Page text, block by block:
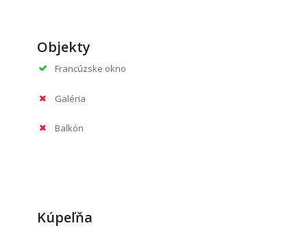
Objekty
Francúzske okno
Galéria
Balkón
Kúpeľňa